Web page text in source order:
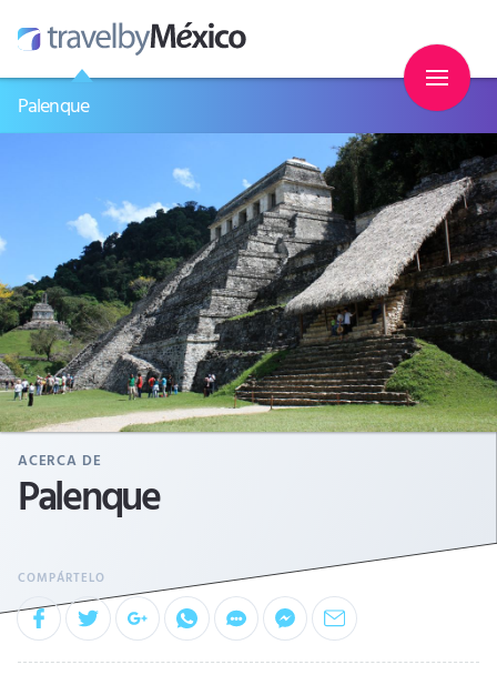
Palenque
ACERCA DE
Palenque